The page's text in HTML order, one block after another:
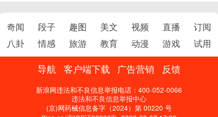
奇闻 段子 趣图 美文 视频 直播
订阅
八卦
情感 旅游 教育 动漫 游戏 试用
导航 客户端下载 广告营销 反馈
新浪网违法和不良信息举报电话：400-052-0066
违法和不良信息举报中心
(京)网药械信息备字（2024）第 00220 号